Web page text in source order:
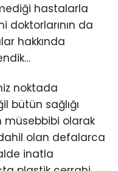
hastalarla
doktorlarının da
hakkında
noktada
bütün sağlığı
müsebbibi olarak
olan defalarca
inatla